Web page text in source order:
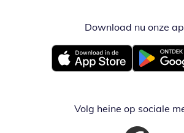
Download nu onze
Opent in nieuw venster
Opent in
Volg heine op sociale